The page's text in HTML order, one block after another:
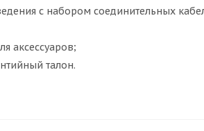
с набором соединительных
аксессуаров;
талон.